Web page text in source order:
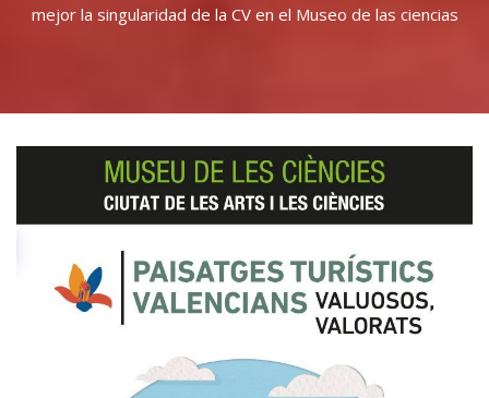
mejor la singularidad de la CV en el Museo de las ciencias